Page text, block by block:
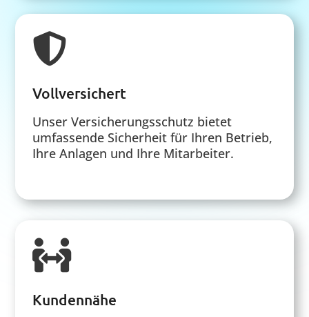

Vollversichert
Unser Versicherungsschutz bietet
umfassende Sicherheit für Ihren Betrieb,
Ihre Anlagen und Ihre Mitarbeiter.

Kundennähe